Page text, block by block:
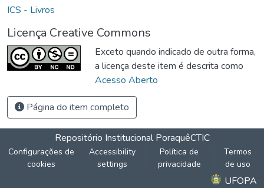
ICS - Livros
Licença Creative Commons
Exceto quando indicado de outra forma,
a licença deste item é descrita como
Acesso Aberto
Página do item completo
Repositório Institucional PoraquêCTIC
Configurações de
cookies
Accessibility
settings
Política de
privacidade
Termos
de uso
UFOPA